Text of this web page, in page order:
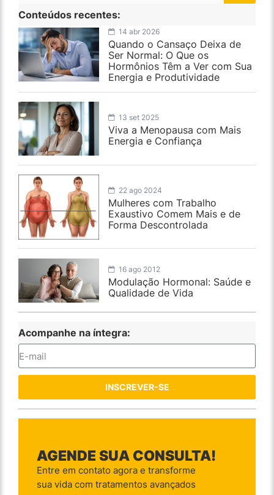
Conteúdos recentes:
14 abr 2026
Quando o Cansaço Deixa de
Ser Normal: O Que os
Hormônios Têm a Ver com Sua
Energia e Produtividade
13 set 2025
Viva a Menopausa com Mais
Energia e Confiança
22 ago 2024
Mulheres com Trabalho
Exaustivo Comem Mais e de
Forma Descontrolada
16 ago 2012
Modulação Hormonal: Saúde e
Qualidade de Vida
Acompanhe na íntegra:
INSCREVER-SE
AGENDE SUA CONSULTA!
Entre em contato agora e transforme
sua vida com tratamentos avançados